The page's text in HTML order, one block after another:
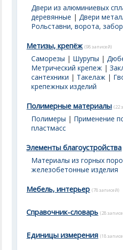
Двери из алюминиевых
деревянные |Двери
Рольставни, ворота,
Метизы, крепёж (98 записей)
Саморезы | Шурупы |
Метрический крепеж |
сантехники | Такелаж |
крепежных изделий
Полимерные материалы (22
Полимеры | Применение
пластмасс
Элементы благоустройства
Материалы из горных
железобетонные изделия
Мебель, интерьер (78 записей)
Справочник-словарь (28
Единицы измерения (18